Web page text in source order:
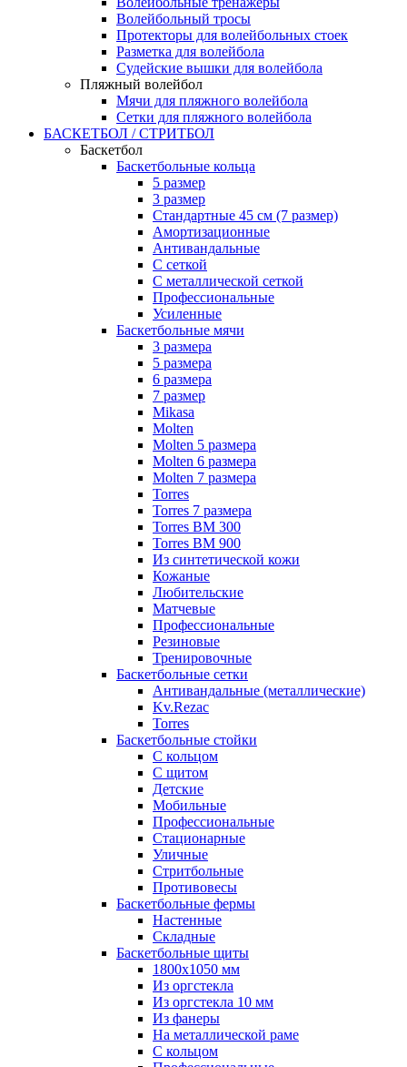
Волейбольный тросы
Протекторы для волейбольных стоек
Разметка для волейбола
Судейские вышки для волейбола
Пляжный волейбол
Мячи для пляжного волейбола
Сетки для пляжного волейбола
БАСКЕТБОЛ / СТРИТБОЛ
Баскетбол
Баскетбольные кольца
5 размер
3 размер
Стандартные 45 см (7 размер)
Амортизационные
Антивандальные
С сеткой
С металлической сеткой
Профессиональные
Усиленные
Баскетбольные мячи
3 размера
5 размера
6 размера
7 размер
Mikasa
Molten
Molten 5 размера
Molten 6 размера
Molten 7 размера
Torres
Torres 7 размера
Torres BM 300
Torres BM 900
Из синтетической кожи
Кожаные
Любительские
Матчевые
Профессиональные
Резиновые
Тренировочные
Баскетбольные сетки
Антивандальные (металлические)
Kv.Rezac
Torres
Баскетбольные стойки
С кольцом
С щитом
Детские
Мобильные
Профессиональные
Стационарные
Уличные
Стритбольные
Противовесы
Баскетбольные фермы
Настенные
Складные
Баскетбольные щиты
1800х1050 мм
Из оргстекла
Из оргстекла 10 мм
Из фанеры
На металлической раме
С кольцом